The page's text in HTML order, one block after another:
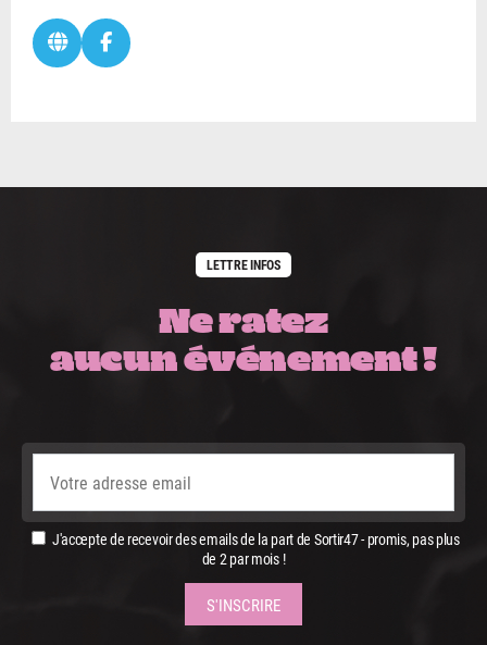
LETTRE INFOS
Ne ratez
aucun événement !
J'accepte de recevoir des emails de la part de Sortir47 - promis, pas plus
de 2 par mois !